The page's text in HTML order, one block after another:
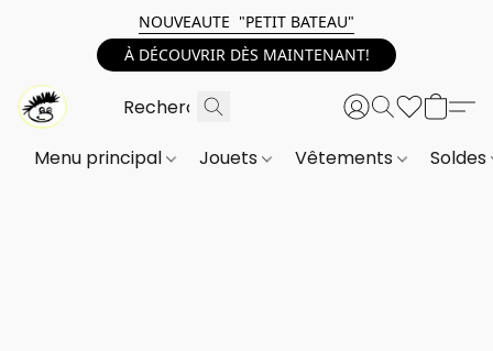
NOUVEAUTE "PETIT BATEAU"
À DÉCOUVRIR DÈS MAINTENANT!
Menu principal Jouets Vêtements Soldes